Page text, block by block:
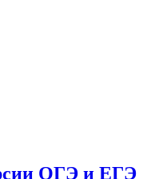
ОГЭ и ЕГЭ